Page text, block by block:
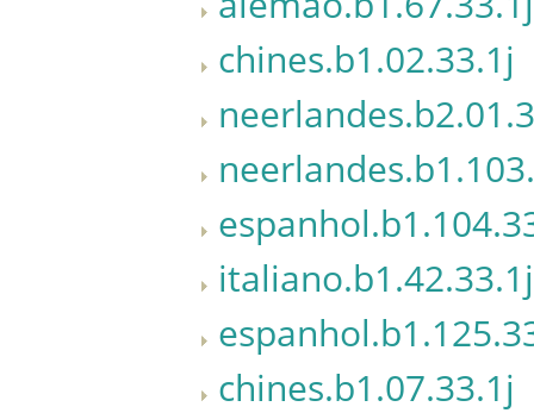
chines.b1.02.33.1j
italiano.b1.42.33.1j
chines.b1.07.33.1j